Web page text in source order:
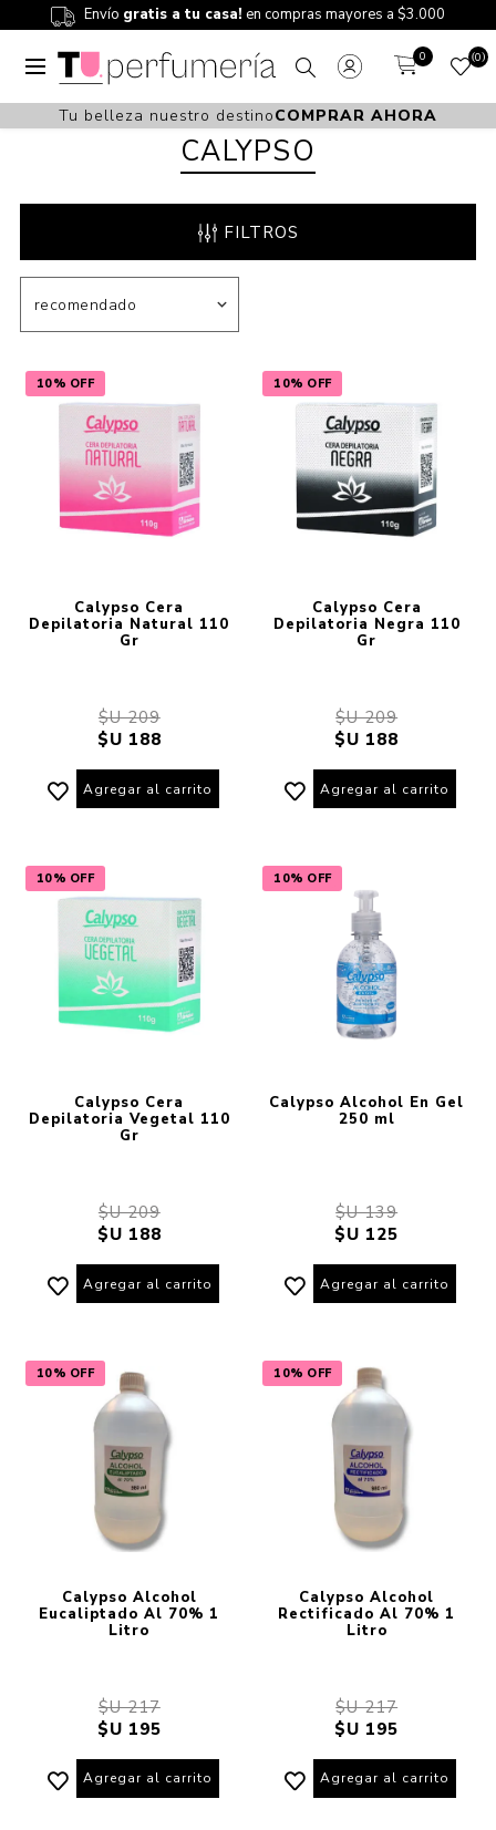
Envío gratis a tu casa! en compras mayores a $3.000
0 0
Tu belleza nuestro destinoCOMPRAR AHORA
CALYPSO
FILTROS
10% OFF
Calypso Cera
Depilatoria Natural 110
Gr
$U 209
$U 188
Agregar al carrito
10% OFF
Calypso Cera
Depilatoria Negra 110
Gr
$U 209
$U 188
Agregar al carrito
10% OFF
Calypso Cera
Depilatoria Vegetal 110
Gr
$U 209
$U 188
Agregar al carrito
10% OFF
Calypso Alcohol En Gel
250 ml
$U 139
$U 125
Agregar al carrito
10% OFF
Calypso Alcohol
Eucaliptado Al 70% 1
Litro
$U 217
$U 195
Agregar al carrito
10% OFF
Calypso Alcohol
Rectificado Al 70% 1
Litro
$U 217
$U 195
Agregar al carrito